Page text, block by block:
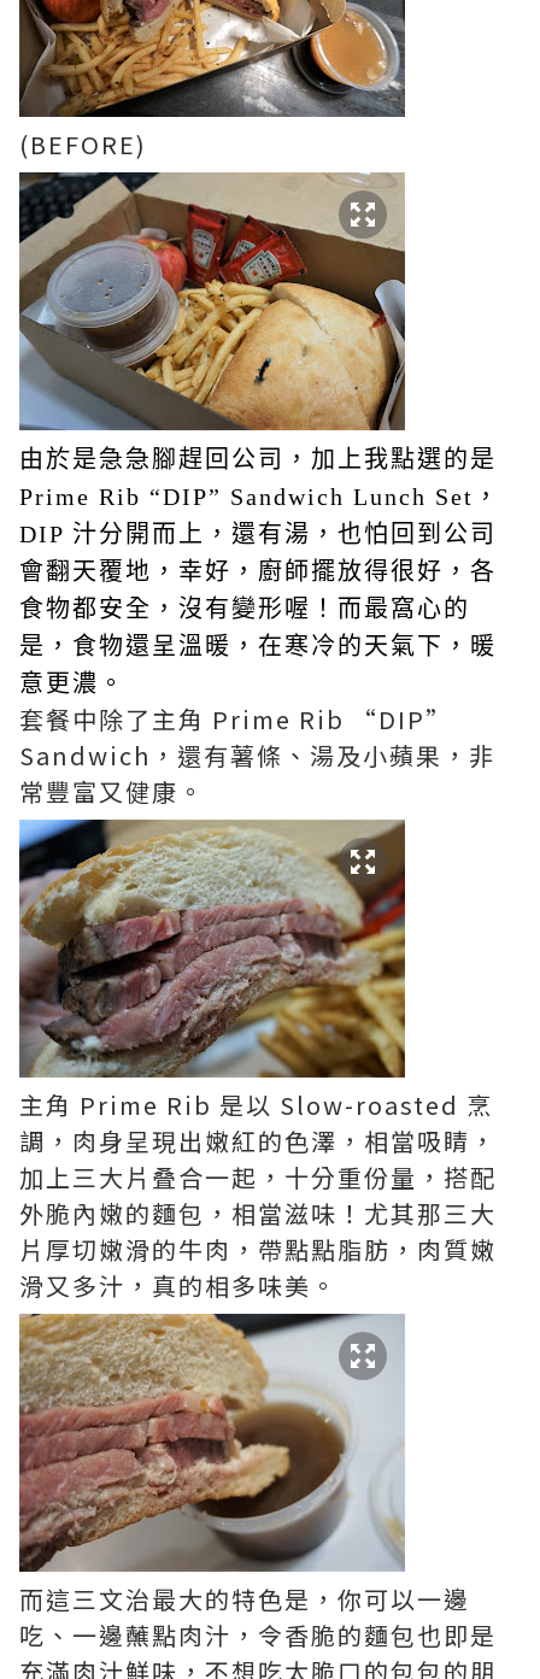
(BEFORE)
由於是急急腳趕回公司，加上我點選的是
Prime Rib “DIP” Sandwich Lunch Set，
DIP 汁分開而上，還有湯，也怕回到公司
會翻天覆地，幸好，廚師擺放得很好，各
食物都安全，沒有變形喔！而最窩心的
是，食物還呈溫暖，在寒冷的天氣下，暖
意更濃。
套餐中除了主角 Prime Rib “DIP”
Sandwich，還有薯條、湯及小蘋果，非
常豐富又健康。
主角 Prime Rib 是以 Slow-roasted 烹
調，肉身呈現出嫩紅的色澤，相當吸睛，
加上三大片叠合一起，十分重份量，搭配
外脆內嫩的麵包，相當滋味！尤其那三大
片厚切嫩滑的牛肉，帶點點脂肪，肉質嫩
滑又多汁，真的相多味美。
而這三文治最大的特色是，你可以一邊
吃、一邊蘸點肉汁，令香脆的麵包也即是
充滿肉汁鮮味，不想吃太脆口的包包的朋